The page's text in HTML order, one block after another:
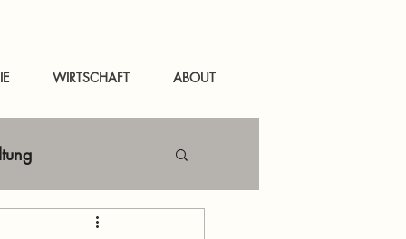
WIRTSCHAFT ABOUT